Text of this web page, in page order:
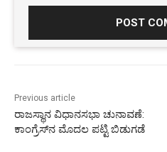
Previous article
ರಾಜಸ್ಥಾನ ವಿಧಾನಸಭಾ ಚುನಾವಣೆ:
ಕಾಂಗ್ರೆಸ್‌ನ ಮೊದಲ ಪಟ್ಟಿ ಬಿಡುಗಡೆ